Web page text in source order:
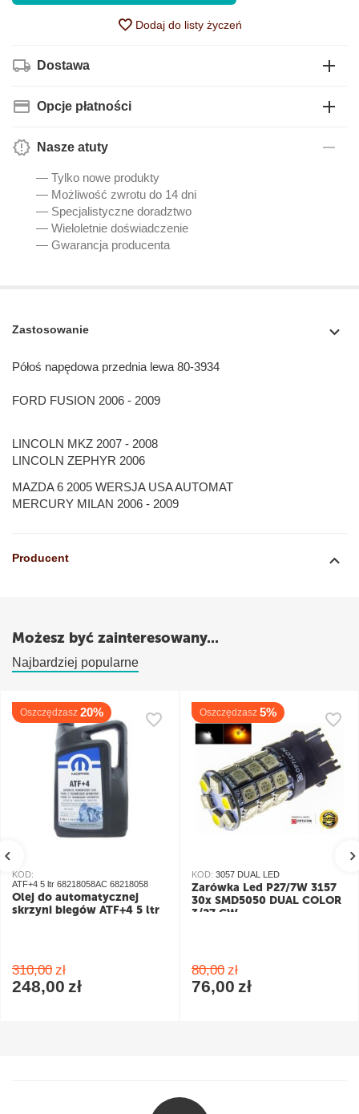
Dodaj do listy życzeń
Dostawa
Opcje płatności
Nasze atuty
— Tylko nowe produkty
— Możliwość zwrotu do 14 dni
— Specjalistyczne doradztwo
— Wieloletnie doświadczenie
— Gwarancja producenta
Zastosowanie
Półoś napędowa przednia lewa 80-3934
FORD FUSION 2006 - 2009
LINCOLN MKZ 2007 - 2008
LINCOLN ZEPHYR 2006
MAZDA 6 2005 WERSJA USA AUTOMAT
MERCURY MILAN 2006 - 2009
Producent
Możesz być zainteresowany...
Najbardziej popularne
Oszczędzasz 20%
KOD:
ATF+4 5 ltr 68218058AC 68218058
Olej do automatycznej
skrzyni biegów ATF+4 5 ltr
310,00 zł
248,00 zł
Oszczędzasz 5%
KOD: 3057 DUAL LED
Żarówka Led P27/7W 3157
30x SMD5050 DUAL COLOR
3/27 CW
80,00 zł
76,00 zł